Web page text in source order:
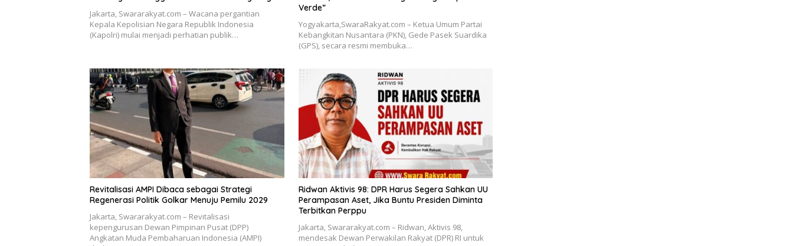
Jakarta, Swararakyat.com – Wacana pergantian
Kepala Kepolisian Negara Republik Indonesia
(Kapolri) mulai menjadi perhatian publik…
Verde”
Yogyakarta,SwaraRakyat.com – Ketua Umum Partai
Kebangkitan Nusantara (PKN), Gede Pasek Suardika
(GPS), secara resmi membuka…
Revitalisasi AMPI Dibaca sebagai Strategi
Regenerasi Politik Golkar Menuju Pemilu 2029
Jakarta, Swararakyat.com – Revitalisasi
kepengurusan Dewan Pimpinan Pusat (DPP)
Angkatan Muda Pembaharuan Indonesia (AMPI)
Ridwan Aktivis 98: DPR Harus Segera Sahkan UU
Perampasan Aset, Jika Buntu Presiden Diminta
Terbitkan Perppu
Jakarta, Swararakyat.com – Ridwan, Aktivis 98,
mendesak Dewan Perwakilan Rakyat (DPR) RI untuk